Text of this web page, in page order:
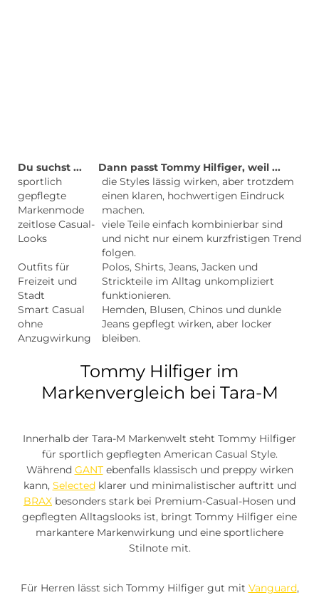
Du suchst ...
Dann passt Tommy Hilfiger, weil ...
sportlich
gepflegte
Markenmode
die Styles lässig wirken, aber trotzdem
einen klaren, hochwertigen Eindruck
machen.
zeitlose Casual-
Looks
viele Teile einfach kombinierbar sind
und nicht nur einem kurzfristigen Trend
folgen.
Outfits für
Freizeit und
Stadt
Polos, Shirts, Jeans, Jacken und
Strickteile im Alltag unkompliziert
funktionieren.
Smart Casual
ohne
Anzugwirkung
Hemden, Blusen, Chinos und dunkle
Jeans gepflegt wirken, aber locker
bleiben.
Tommy Hilfiger im
Markenvergleich bei Tara-M
Innerhalb der Tara-M Markenwelt steht Tommy Hilfiger
für sportlich gepflegten American Casual Style.
Während GANTebenfalls klassisch und preppy wirken
kann, Selectedklarer und minimalistischer auftritt und
BRAX besonders stark bei Premium-Casual-Hosen und
gepflegten Alltagslooks ist, bringt Tommy Hilfiger eine
markantere Markenwirkung und eine sportlichere
Stilnote mit.
Für Herren lässt sich Tommy Hilfiger gut mit Vanguard,